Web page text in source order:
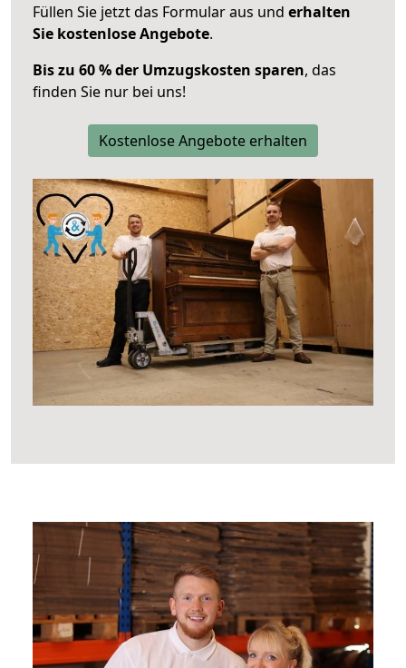
Füllen Sie jetzt das Formular aus und erhalten
Sie kostenlose Angebote.
Bis zu 60 % der Umzugskosten sparen, das
finden Sie nur bei uns!
Kostenlose Angebote erhalten